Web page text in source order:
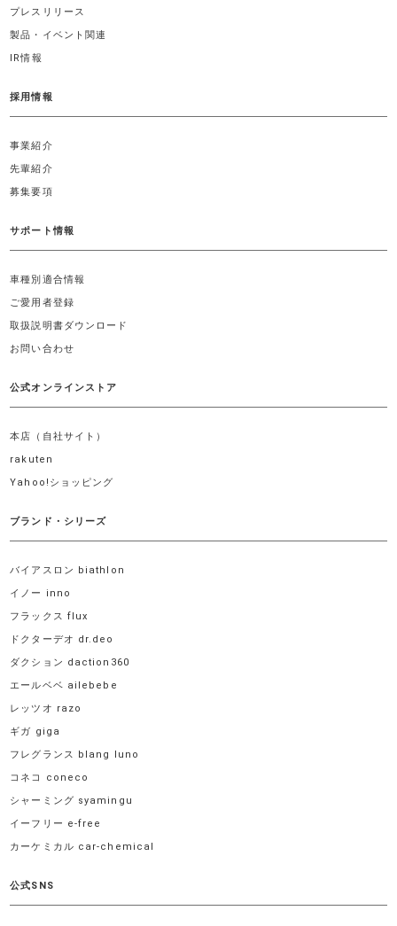
プレスリリース
製品・イベント関連
IR情報
採用情報
事業紹介
先輩紹介
募集要項
サポート情報
車種別適合情報
ご愛用者登録
取扱説明書ダウンロード
お問い合わせ
公式オンラインストア
本店（自社サイト）
rakuten
Yahoo!ショッピング
ブランド・シリーズ
バイアスロン biathlon
イノー inno
フラックス flux
ドクターデオ dr.deo
ダクション daction360
エールベベ ailebebe
レッツオ razo
ギガ giga
フレグランス blang luno
コネコ coneco
シャーミング syamingu
イーフリー e-free
カーケミカル car-chemical
公式SNS